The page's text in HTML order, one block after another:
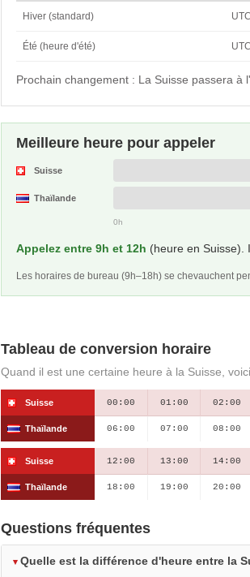
Hiver (standard)
Été (heure d'été)
Prochain changement : La Suisse passera à
Meilleure heure pour appeler
Suisse
Thaïlande
0h
Appelez entre 9h et 12h (heure en Suisse).
Les horaires de bureau (9h–18h) se chevauchent
Tableau de conversion horaire
Quand il est une certaine heure à la Suisse,
Suisse 00:00 01:00 02:00
Thaïlande 06:00 07:00 08:00
Suisse 12:00 13:00 14:00
Thaïlande 18:00 19:00 20:00
Questions fréquentes
Quelle est la différence d'heure entre la